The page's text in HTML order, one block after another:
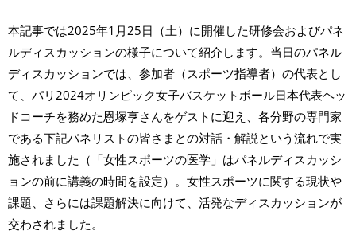
本記事では2025年1月25日（土）に開催した研修会およびパネ
ルディスカッションの様子について紹介します。当日のパネル
ディスカッションでは、参加者（スポーツ指導者）の代表とし
て、パリ2024オリンピック女子バスケットボール日本代表ヘッ
ドコーチを務めた恩塚亨さんをゲストに迎え、各分野の専門家
である下記パネリストの皆さまとの対話・解説という流れで実
施されました（「女性スポーツの医学」はパネルディスカッシ
ョンの前に講義の時間を設定）。女性スポーツに関する現状や
課題、さらには課題解決に向けて、活発なディスカッションが
交わされました。